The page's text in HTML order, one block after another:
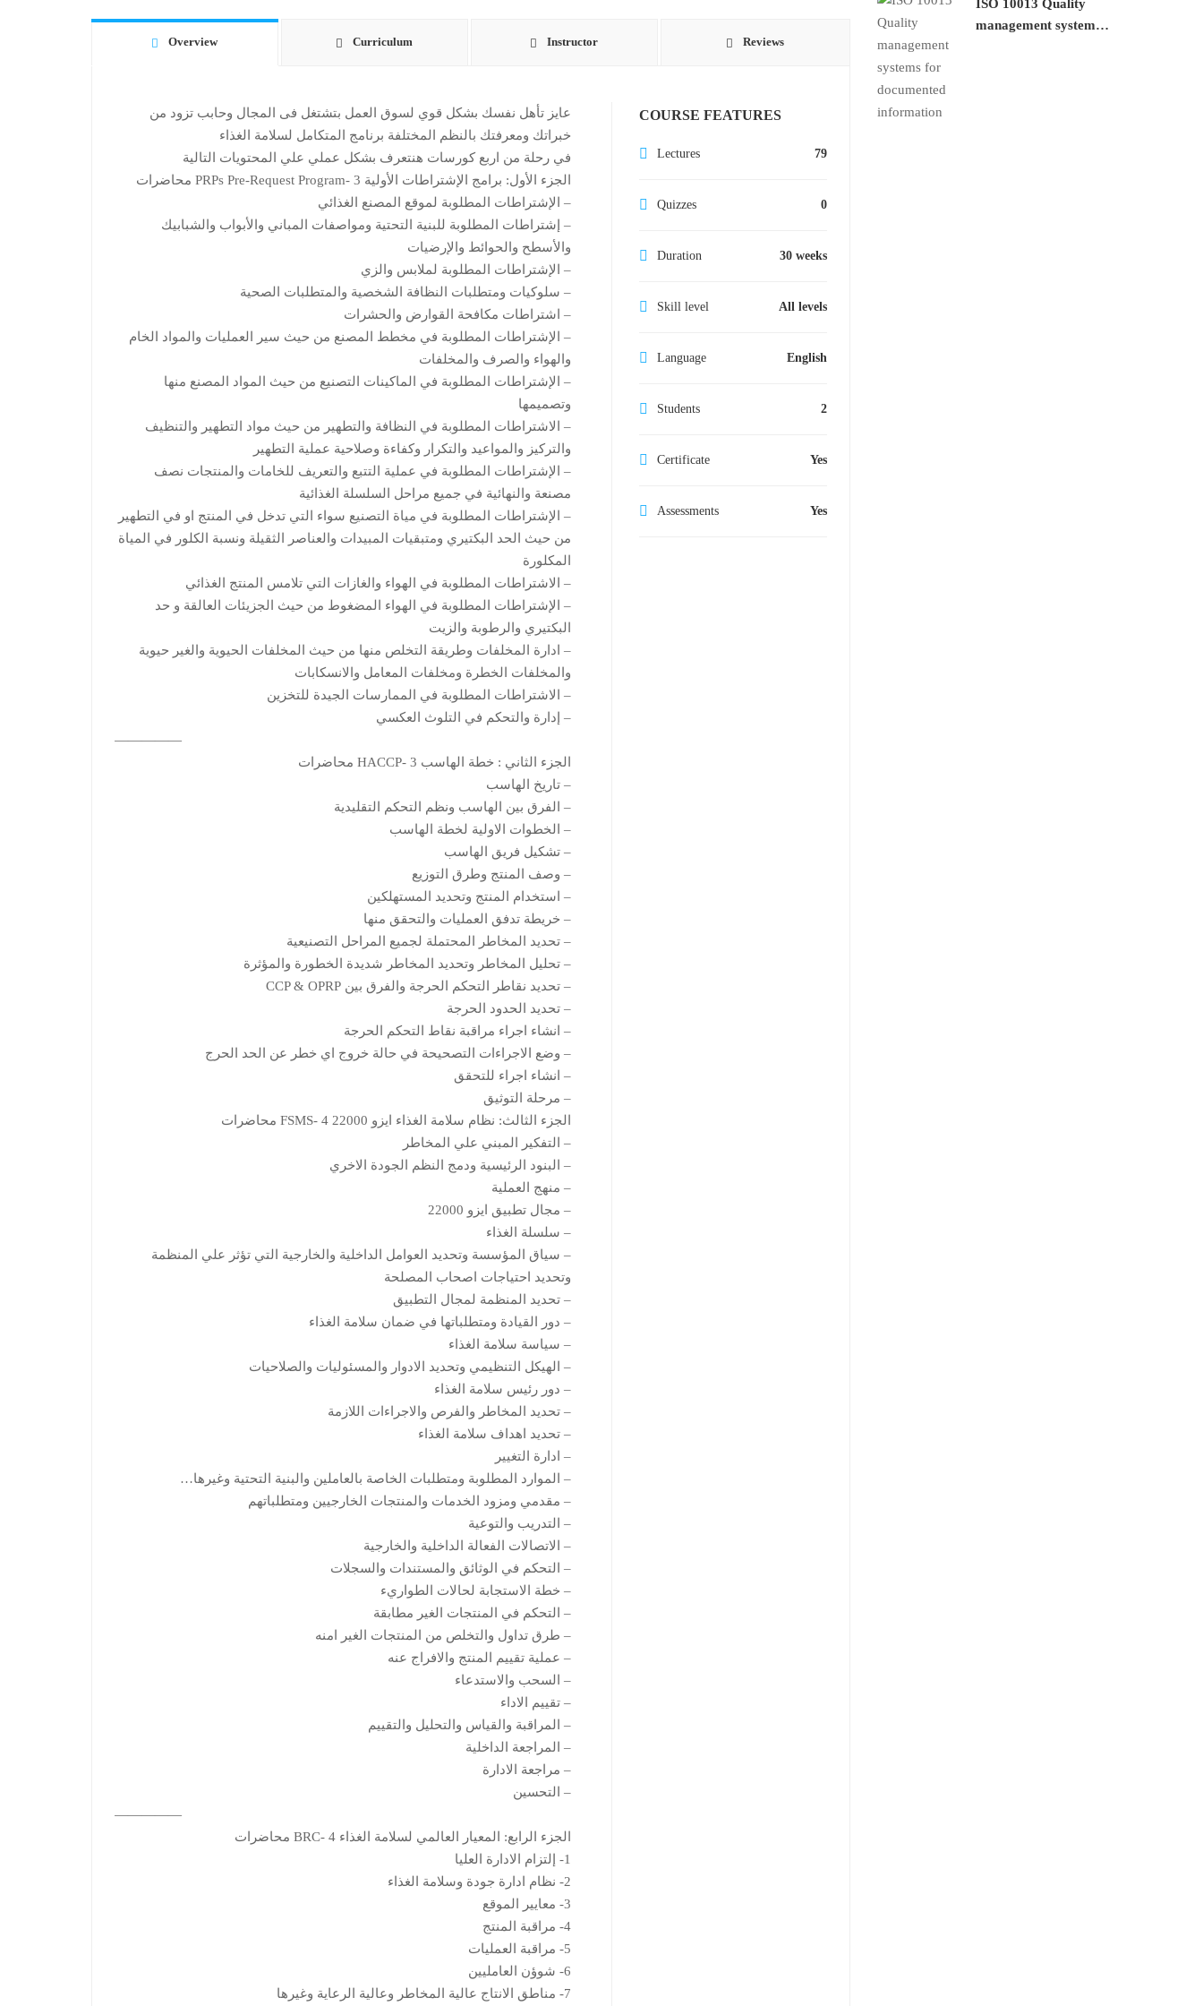
Overview Curriculum Instructor Reviews
عايز تأهل نفسك بشكل قوي لسوق العمل بتشتغل فى المجال وحابب تزود من
خبراتك ومعرفتك بالنظم المختلفة برنامج المتكامل لسلامة الغذاء
في رحلة من اربع كورسات هنتعرف بشكل عملي علي المحتويات التالية
الجزء الأول: برامج الإشتراطات الأولية PRPs Pre-Request Program- 3 محاضرات
– الإشتراطات المطلوبة لموقع المصنع الغذائي
– إشتراطات المطلوبة للبنية التحتية ومواصفات المباني والأبواب والشبابيك
والأسطح والحوائط والإرضيات
– الإشتراطات المطلوبة لملابس والزي
– سلوكيات ومتطلبات النظافة الشخصية والمتطلبات الصحية
– اشتراطات مكافحة القوارض والحشرات
– الإشتراطات المطلوبة في مخطط المصنع من حيث سير العمليات والمواد الخام
والهواء والصرف والمخلفات
– الإشتراطات المطلوبة في الماكينات التصنيع من حيث المواد المصنع منها
وتصميمها
– الاشتراطات المطلوبة في النظافة والتطهير من حيث مواد التطهير والتنظيف
والتركيز والمواعيد والتكرار وكفاءة وصلاحية عملية التطهير
– الإشتراطات المطلوبة في عملية التتبع والتعريف للخامات والمنتجات نصف
مصنعة والنهائية في جميع مراحل السلسلة الغذائية
– الإشتراطات المطلوبة في مياة التصنيع سواء التي تدخل في المنتج او في التطهير
من حيث الحد البكتيري ومتبقيات المبيدات والعناصر الثقيلة ونسبة الكلور في المياة
المكلورة
– الاشتراطات المطلوبة في الهواء والغازات التي تلامس المنتج الغذائي
– الإشتراطات المطلوبة في الهواء المضغوط من حيث الجزيئات العالقة و حد
البكتيري والرطوبة والزيت
– ادارة المخلفات وطريقة التخلص منها من حيث المخلفات الحيوية والغير حيوية
والمخلفات الخطرة ومخلفات المعامل والانسكابات
– الاشتراطات المطلوبة في الممارسات الجيدة للتخزين
– إدارة والتحكم في التلوث العكسي
—————
الجزء الثاني : خطة الهاسب HACCP- 3 محاضرات
– تاريخ الهاسب
– الفرق بين الهاسب ونظم التحكم التقليدية
– الخطوات الاولية لخطة الهاسب
– تشكيل فريق الهاسب
– وصف المنتج وطرق التوزيع
– استخدام المنتج وتحديد المستهلكين
– خريطة تدفق العمليات والتحقق منها
– تحديد المخاطر المحتملة لجميع المراحل التصنيعية
– تحليل المخاطر وتحديد المخاطر شديدة الخطورة والمؤثرة
– تحديد نقاطر التحكم الحرجة والفرق بين CCP & OPRP
– تحديد الحدود الحرجة
– انشاء اجراء مراقبة نقاط التحكم الحرجة
– وضع الاجراءات التصحيحة في حالة خروج اي خطر عن الحد الحرج
– انشاء اجراء للتحقق
– مرحلة التوثيق
الجزء الثالث: نظام سلامة الغذاء ايزو 22000 FSMS- 4 محاضرات
– التفكير المبني علي المخاطر
– البنود الرئيسية ودمج النظم الجودة الاخري
– منهج العملية
– مجال تطبيق ايزو 22000
– سلسلة الغذاء
– سياق المؤسسة وتحديد العوامل الداخلية والخارجية التي تؤثر علي المنظمة
وتحديد احتياجات اصحاب المصلحة
– تحديد المنظمة لمجال التطبيق
– دور القيادة ومتطلباتها في ضمان سلامة الغذاء
– سياسة سلامة الغذاء
– الهيكل التنظيمي وتحديد الادوار والمسئوليات والصلاحيات
– دور رئيس سلامة الغذاء
– تحديد المخاطر والفرص والاجراءات اللازمة
– تحديد اهداف سلامة الغذاء
– ادارة التغيير
– الموارد المطلوبة ومتطلبات الخاصة بالعاملين والبنية التحتية وغيرها…
– مقدمي ومزود الخدمات والمنتجات الخارجيين ومتطلباتهم
– التدريب والتوعية
– الاتصالات الفعالة الداخلية والخارجية
– التحكم في الوثائق والمستندات والسجلات
– خطة الاستجابة لحالات الطواريء
– التحكم في المنتجات الغير مطابقة
– طرق تداول والتخلص من المنتجات الغير امنه
– عملية تقييم المنتج والافراج عنه
– السحب والاستدعاء
– تقييم الاداء
– المراقبة والقياس والتحليل والتقييم
– المراجعة الداخلية
– مراجعة الادارة
– التحسين
—————
الجزء الرابع: المعيار العالمي لسلامة الغذاء BRC- 4 محاضرات
1- إلتزام الادارة العليا
2- نظام ادارة جودة وسلامة الغذاء
3- معايير الموقع
4- مراقبة المنتج
5- مراقبة العمليات
6- شوؤن العامليين
7- مناطق الانتاج عالية المخاطر وعالية الرعاية وغيرها
COURSE FEATURES
Lectures 79
Quizzes 0
Duration 30 weeks
Skill level All levels
Language English
Students 2
Certificate Yes
Assessments Yes
ISO 10013 Quality
management systems